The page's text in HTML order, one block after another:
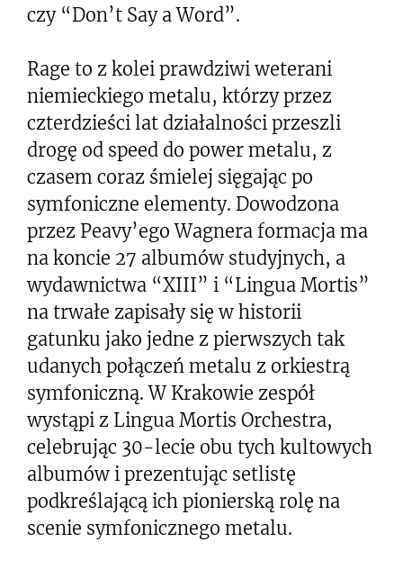
czy “Don’t Say a Word”.
Rage to z kolei prawdziwi weterani
niemieckiego metalu, którzy przez
czterdzieści lat działalności przeszli
drogę od speed do power metalu, z
czasem coraz śmielej sięgając po
symfoniczne elementy. Dowodzona
przez Peavy’ego Wagnera formacja ma
na koncie 27 albumów studyjnych, a
wydawnictwa “XIII” i “Lingua Mortis”
na trwałe zapisały się w historii
gatunku jako jedne z pierwszych tak
udanych połączeń metalu z orkiestrą
symfoniczną. W Krakowie zespół
wystąpi z Lingua Mortis Orchestra,
celebrując 30-lecie obu tych kultowych
albumów i prezentując setlistę
podkreślającą ich pionierską rolę na
scenie symfonicznego metalu.